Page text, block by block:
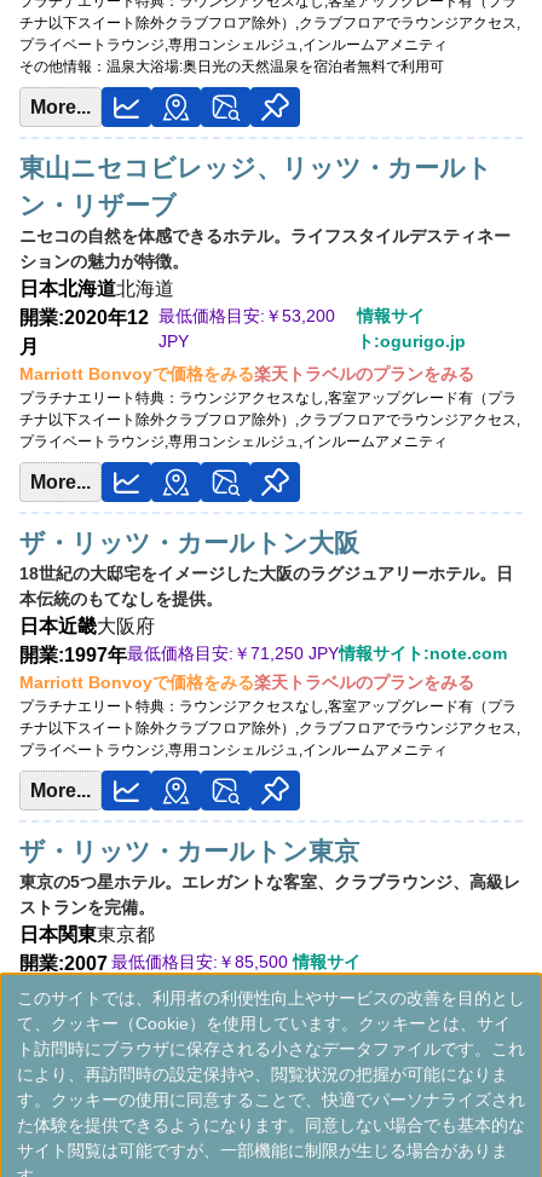
チナ以下スイート除外クラブフロア除外）,クラブフロアでラウンジアクセス,
プライベートラウンジ,専用コンシェルジュ,インルームアメニティ
その他情報： 温泉大浴場:奥日光の天然温泉を宿泊者無料で利用可
More...
東山ニセコビレッジ、リッツ・カールト
ン・リザーブ
ニセコの自然を体感できるホテル。ライフスタイルデスティネー
ションの魅力が特徴。
日本北海道北海道
開業:2020年12
月
最低価格目安:￥53,200
JPY
情報サイ
ト:ogurigo.jp
Marriott Bonvoyで価格をみる楽天トラベルのプランをみる
プラチナエリート特典： ラウンジアクセスなし,客室アップグレード有（プラ
チナ以下スイート除外クラブフロア除外）,クラブフロアでラウンジアクセス,
プライベートラウンジ,専用コンシェルジュ,インルームアメニティ
More...
ザ・リッツ・カールトン大阪
18世紀の大邸宅をイメージした大阪のラグジュアリーホテル。日
本伝統のもてなしを提供。
日本近畿大阪府
開業:1997年最低価格目安:￥71,250 JPY情報サイト:note.com
Marriott Bonvoyで価格をみる楽天トラベルのプランをみる
プラチナエリート特典： ラウンジアクセスなし,客室アップグレード有（プラ
チナ以下スイート除外クラブフロア除外）,クラブフロアでラウンジアクセス,
プライベートラウンジ,専用コンシェルジュ,インルームアメニティ
More...
ザ・リッツ・カールトン東京
東京の5つ星ホテル。エレガントな客室、クラブラウンジ、高級レ
ストランを完備。
日本関東東京都
開業:2007
年
最低価格目安:￥85,500 情報サイ
ト:luxurytraveldiary.com
Marriott Bonvoyで価格をみる楽天トラベルのプランをみる
プラチナエリート特典：ラウンジアクセスなし,客室アップグレード有（プラ
チナ以下スイート除外クラブフロア除外）,クラブフロアでラウンジアクセス,
プライベートラウンジ,専用コンシェルジュ,インルームアメニティ
その他情報：
温浴施設あり（ヒートエクスペリエンス※宿泊者無料）,プラチ
ナは朝食50%割引選択可※チタン以上で無料
More...
このサイトでは、利用者の利便性向上やサービスの改善を目的とし
て、クッキー（Cookie）を使用しています。クッキーとは、サイ
ト訪問時にブラウザに保存される小さなデータファイルです。これ
により、再訪問時の設定保持や、閲覧状況の把握が可能になりま
す。クッキーの使用に同意することで、快適でパーソナライズされ
た体験を提供できるようになります。同意しない場合でも基本的な
サイト閲覧は可能ですが、一部機能に制限が生じる場合がありま